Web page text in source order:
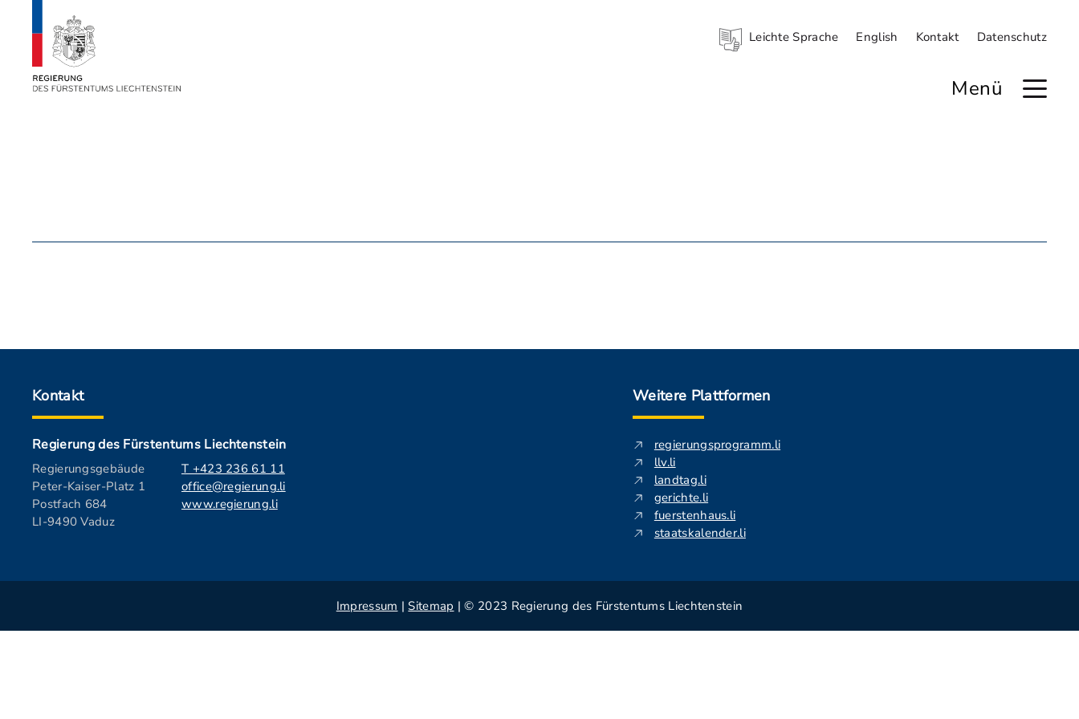
Leichte Sprache English Kontakt Datenschutz
Menü
Kontakt
Regierung des Fürstentums Liechtenstein
Regierungsgebäude
Peter-Kaiser-Platz 1
Postfach 684
LI-9490 Vaduz
T +423 236 61 11
office@regierung.li
www.regierung.li
Weitere Plattformen
regierungsprogramm.li
llv.li
landtag.li
gerichte.li
fuerstenhaus.li
staatskalender.li
Impressum | Sitemap | © 2023 Regierung des Fürstentums Liechtenstein